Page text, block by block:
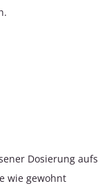
Dosierung aufs
wie gewohnt